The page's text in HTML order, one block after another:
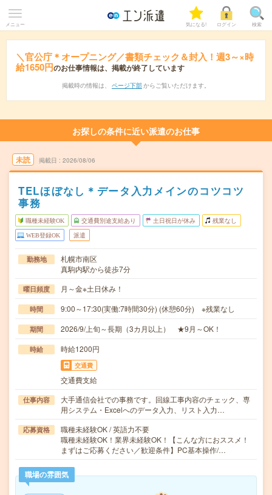
メニュー 気になる! ログイン 検索
＼官公庁＊オープニング／書類チェック＆封入！週3～×時
給1650円のお仕事情報は、掲載が終了しています
掲載時の情報は、 ページ下部 からご覧いただけます。
お探しの条件に近い派遣のお仕事
未読 掲載日 2026/08/06
TELほぼなし＊データ入力メインのコツコツ
事務
職種未経験OK 交通費別途支給あり 土日祝日が休み 残業なし
WEB登録OK 派遣
勤務地
札幌市南区
真駒内駅から徒歩7分
曜日頻度 月～金※土日休み！
時間 9:00～17:30(実働:7時間30分) (休憩60分) ※残業なし
期間 2026/9/上旬～長期（3カ月以上） ★9月～OK！
時給 時給1200円
交通費
交通費支給
仕事内容
大手通信会社での事務です。回線工事内容のチェック、専
用システム・Excelへのデータ入力、リスト入力…
応募資格
職種未経験OK / 英語力不要
職種未経験OK！業界未経験OK！【こんな方におススメ！
まずはご応募ください／歓迎条件】PC基本操作/…
職場の雰囲気